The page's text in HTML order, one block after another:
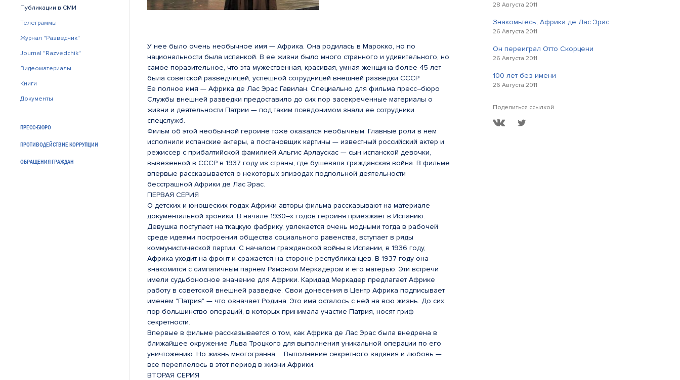
Публикации в СМИ
Телеграммы
Журнал "Разведчик"
Journal "Razvedchik"
Видеоматериалы
Книги
Документы
ПРЕСС-БЮРО
ПРОТИВОДЕЙСТВИЕ КОРРУПЦИИ
ОБРАЩЕНИЯ ГРАЖДАН
У нее было очень необычное имя — Африка. Она родилась в Марокко, но по
национальности была испанкой. В ее жизни было много странного и удивительного, но
самое поразительное, что эта мужественная, красивая, умная женщина более 45 лет
была советской разведчицей, успешной сотрудницей внешней разведки СССР
Ее полное имя — Африка де Лас Эрас Гавилан. Специально для фильма пресс–бюро
Службы внешней разведки предоставило до сих пор засекреченные материалы о
жизни и деятельности Патрии — под таким псевдонимом знали ее сотрудники
спецслужб.
Фильм об этой необычной героине тоже оказался необычным. Главные роли в нем
исполнили испанские актеры, а постановщик картины — известный российский актер и
режиссер с прибалтийской фамилией Альгис Арлаускас — сын испанской девочки,
вывезенной в СССР в 1937 году из страны, где бушевала гражданская война. В фильме
впервые рассказывается о некоторых эпизодах подпольной деятельности
бесстрашной Африки де Лас Эрас.
ПЕРВАЯ СЕРИЯ
О детских и юношеских годах Африки авторы фильма рассказывают на материале
документальной хроники. В начале 1930–х годов героиня приезжает в Испанию.
Девушка поступает на ткацкую фабрику, увлекается очень модными тогда в рабочей
среде идеями построения общества социального равенства, вступает в ряды
коммунистической партии. С началом гражданской войны в Испании, в 1936 году,
Африка уходит на фронт и сражается на стороне республиканцев. В 1937 году она
знакомится с симпатичным парнем Рамоном Меркадером и его матерью. Эти встречи
имели судьбоносное значение для Африки. Каридад Меркадер предлагает Африке
работу в советской внешней разведке. Свои донесения в Центр Африка подписывает
именем "Патрия" — что означает Родина. Это имя осталось с ней на всю жизнь. До сих
пор большинство операций, в которых принимала участие Патрия, носят гриф
секретности.
Впервые в фильме рассказывается о том, как Африка де Лас Эрас была внедрена в
ближайшее окружение Льва Троцкого для выполнения уникальной операции по его
уничтожению. Но жизнь многогранна … Выполнение секретного задания и любовь —
все переплелось в этот период в жизни Африки.
ВТОРАЯ СЕРИЯ
28 Августа 2011
Знакомьтесь, Африка де Лас Эрас
26 Августа 2011
Он переиграл Отто Скорцени
26 Августа 2011
100 лет без имени
26 Августа 2011
Поделиться ссылкой